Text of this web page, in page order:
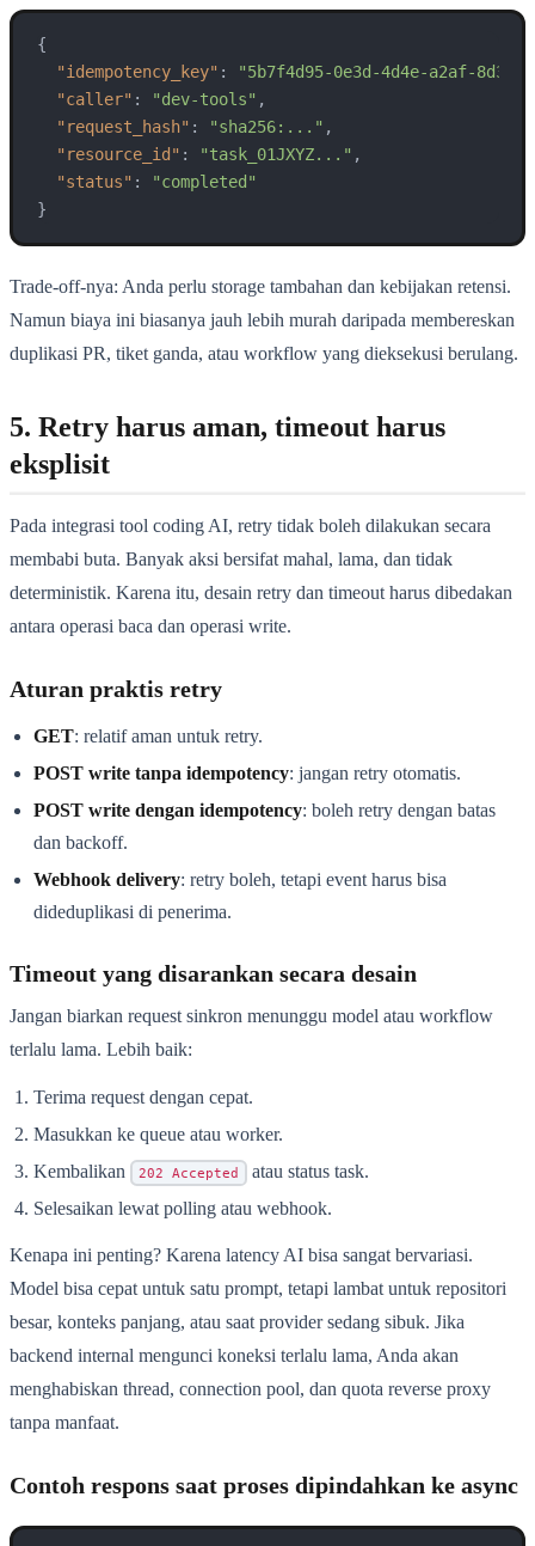
{
"idempotency_key" :
"5b7f4d95-0e3d-4d4e-a2af-
"caller" : "dev-tools" ,
"request_hash" : "sha256:..." ,
"resource_id" : "task_01JXYZ..." ,
"status" :
"completed"
}
Trade-off-nya: Anda perlu storage tambahan dan kebijakan retensi.
Namun biaya ini biasanya jauh lebih murah daripada membereskan
duplikasi PR, tiket ganda, atau workflow yang dieksekusi berulang.
5. Retry harus aman, timeout harus
eksplisit
Pada integrasi tool coding AI, retry tidak boleh dilakukan secara
membabi buta. Banyak aksi bersifat mahal, lama, dan tidak
deterministik. Karena itu, desain retry dan timeout harus dibedakan
antara operasi baca dan operasi write.
Aturan praktis retry
GET: relatif aman untuk retry.
POST write tanpa idempotency: jangan retry otomatis.
POST write dengan idempotency: boleh retry dengan batas
dan backoff.
Webhook delivery: retry boleh, tetapi event harus bisa
dideduplikasi di penerima.
Timeout yang disarankan secara desain
Jangan biarkan request sinkron menunggu model atau workflow
terlalu lama. Lebih baik:
Terima request dengan cepat.
Masukkan ke queue atau worker.
Kembalikan
202 Accepted
atau status task.
Selesaikan lewat polling atau webhook.
Kenapa ini penting? Karena latency AI bisa sangat bervariasi.
Model bisa cepat untuk satu prompt, tetapi lambat untuk repositori
besar, konteks panjang, atau saat provider sedang sibuk. Jika
backend internal mengunci koneksi terlalu lama, Anda akan
menghabiskan thread, connection pool, dan quota reverse proxy
tanpa manfaat.
Contoh respons saat proses dipindahkan ke async